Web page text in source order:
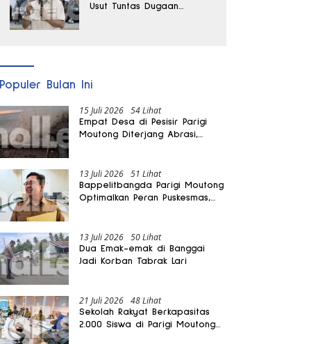
Usut Tuntas Dugaan
Populer Bulan Ini
15 Juli 2026 54 Lihat
Empat Desa di Pesisir Parigi
Moutong Diterjang Abrasi,
13 Juli 2026 51 Lihat
Bappelitbangda Parigi Moutong
Optimalkan Peran Puskesmas,
13 Juli 2026 50 Lihat
Dua Emak-emak di Banggai
Jadi Korban Tabrak Lari
21 Juli 2026 48 Lihat
Sekolah Rakyat Berkapasitas
2.000 Siswa di Parigi Moutong